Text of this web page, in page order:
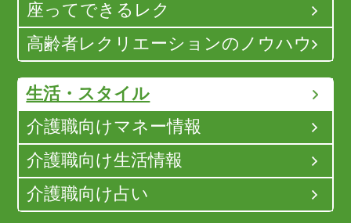
座ってできるレク
高齢者レクリエーションのノウハウ
生活・スタイル
介護職向けマネー情報
介護職向け生活情報
介護職向け占い